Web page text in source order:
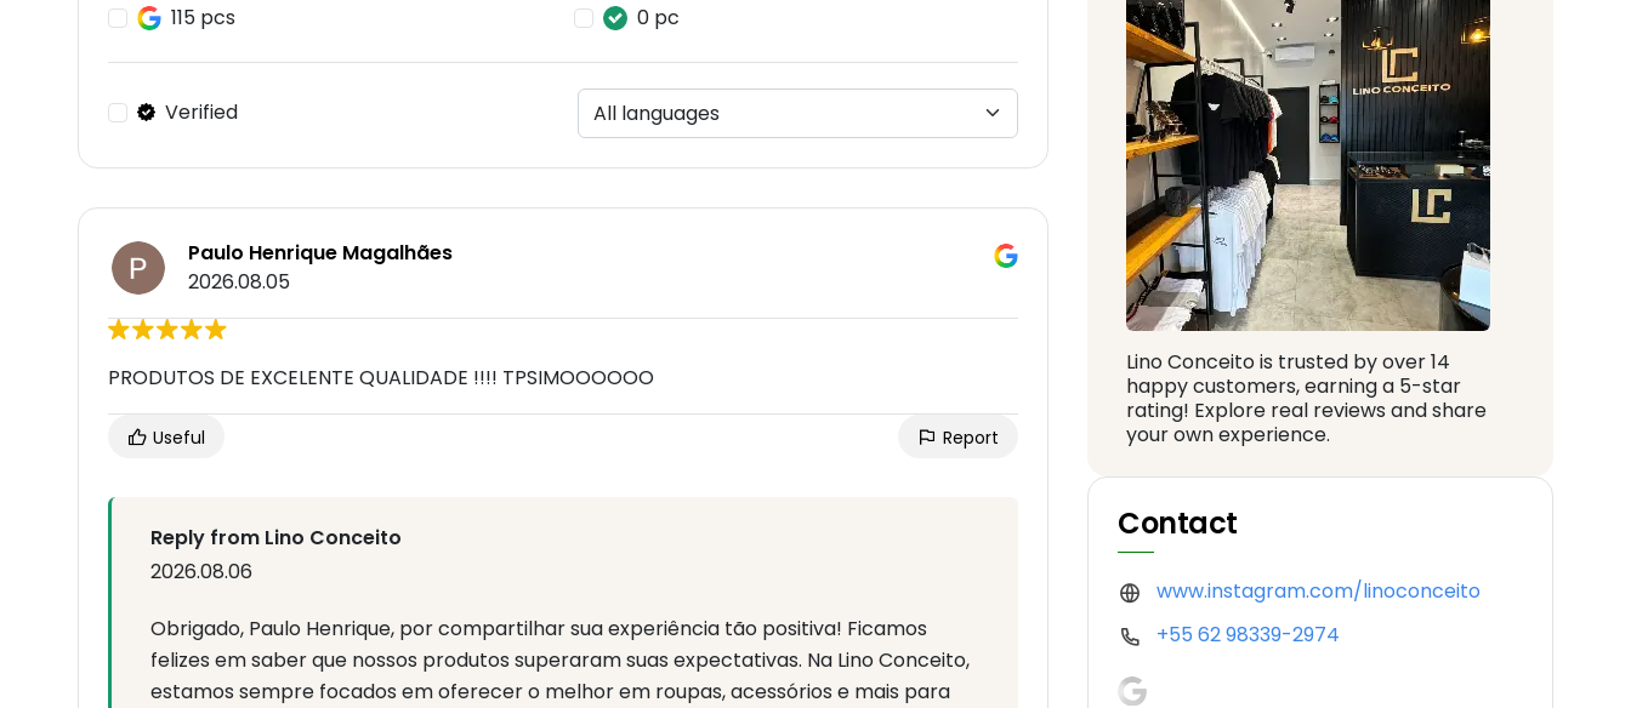
115 pcs
0 pc
Verified
Paulo Henrique Magalhães
2026.08.05
PRODUTOS DE EXCELENTE QUALIDADE !!!! TPSIMOOOOOO
Useful Report
Reply from Lino Conceito
2026.08.06
Obrigado, Paulo Henrique, por compartilhar sua experiência tão positiva! Ficamos
felizes em saber que nossos produtos superaram suas expectativas. Na Lino Conceito,
estamos sempre focados em oferecer o melhor em roupas, acessórios e mais para
Lino Conceito is trusted by over 14
happy customers, earning a 5-star
rating! Explore real reviews and share
your own experience.
Contact
www.instagram.com/linoconceito
+55 62 98339-2974